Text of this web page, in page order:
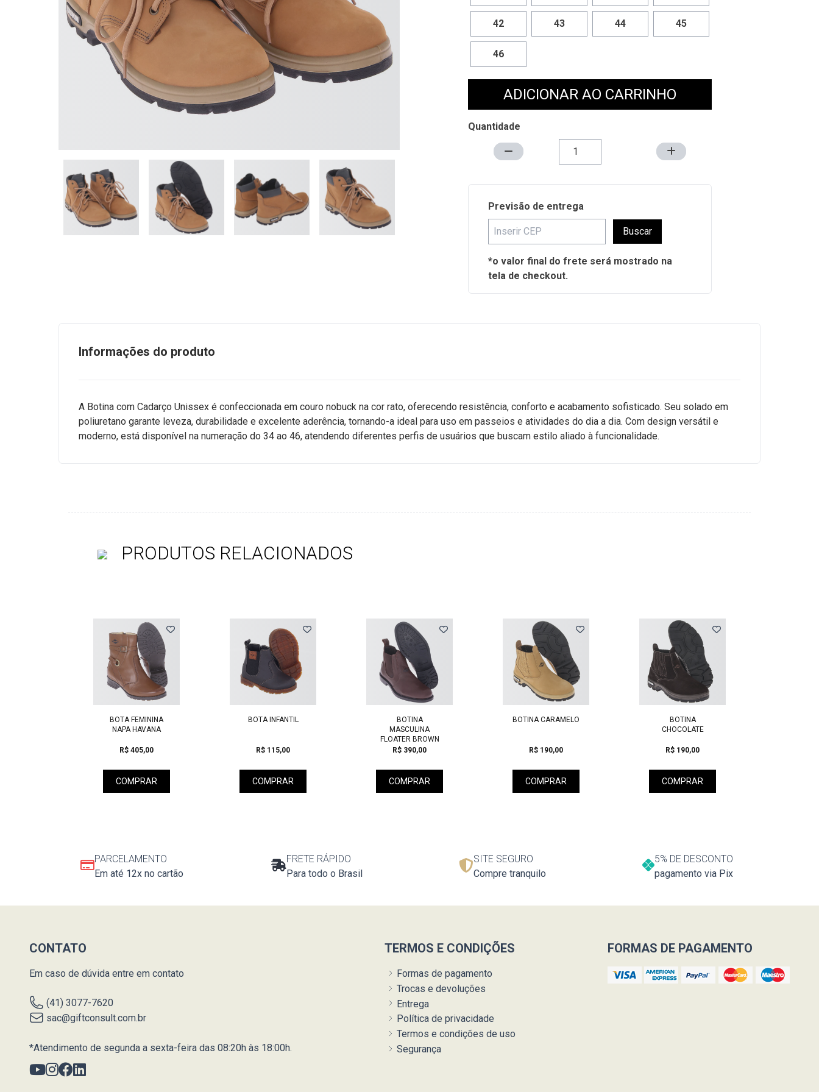
42 43 44 45
46
ADICIONAR AO CARRINHO
Quantidade
Previsão de entrega
Buscar
*o valor final do frete será mostrado na
tela de checkout.
Informações do produto
A Botina com Cadarço Unissex é confeccionada em couro nobuck na cor rato, oferecendo resistência, conforto e acabamento sofisticado. Seu solado em
poliuretano garante leveza, durabilidade e excelente aderência, tornando-a ideal para uso em passeios e atividades do dia a dia. Com design versátil e
moderno, está disponível na numeração do 34 ao 46, atendendo diferentes perfis de usuários que buscam estilo aliado à funcionalidade.
PRODUTOS RELACIONADOS
BOTA FEMININA
NAPA HAVANA
R$ 405,00
COMPRAR
BOTA INFANTIL
R$ 115,00
COMPRAR
BOTINA
MASCULINA
FLOATER BROWN
R$ 390,00
COMPRAR
BOTINA CARAMELO
R$ 190,00
COMPRAR
BOTINA
CHOCOLATE
R$ 190,00
COMPRAR
PARCELAMENTO
Em até 12x no cartão
FRETE RÁPIDO
Para todo o Brasil
SITE SEGURO
Compre tranquilo
5% DE DESCONTO
pagamento via Pix
CONTATO
Em caso de dúvida entre em contato
(41) 3077-7620
sac@giftconsult.com.br
*Atendimento de segunda a sexta-feira das 08:20h às 18:00h.
TERMOS E CONDIÇÕES
Formas de pagamento
Trocas e devoluções
Entrega
Política de privacidade
Termos e condições de uso
Segurança
FORMAS DE PAGAMENTO